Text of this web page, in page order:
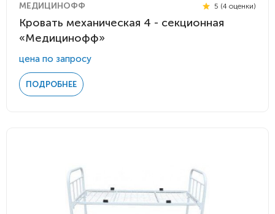
МЕДИЦИНОФФ 5 (4 оценки)
Кровать механическая 4 - секционная
«Медицинофф»
цена по запросу
ПОДРОБНЕЕ